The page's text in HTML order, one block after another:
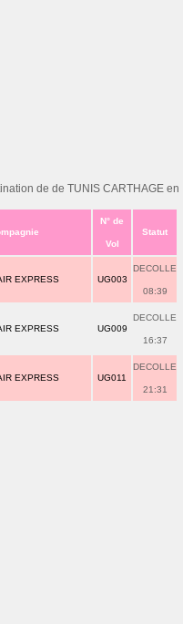
de de TUNIS CARTHAGE en
N° de
Vol
Statut
EXPRESS UG003
DECOLLE
08:39
EXPRESS UG009
DECOLLE
16:37
EXPRESS UG011
DECOLLE
21:31